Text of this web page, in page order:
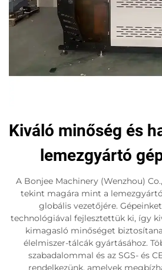
Kiváló minőség és
lemezgyártó
A Bonjee Machinery (Wenzhou)
tekint magára mint a
globális vezetőjére.
technológiával fejlesztettük ki, így
kimagasló minőséget
élelmiszer-tálcák gyártásához.
szabadalommal és az SGS- és
rendelkezünk, amelyek